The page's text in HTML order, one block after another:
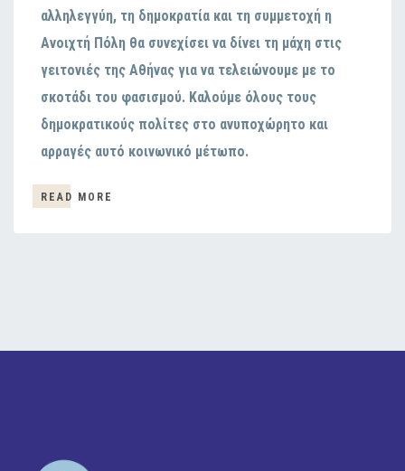
αλληλεγγύη, τη δημοκρατία και τη συμμετοχή η
Ανοιχτή Πόλη θα συνεχίσει να δίνει τη μάχη στις
γειτονιές της Αθήνας για να τελειώνουμε με το
σκοτάδι του φασισμού. Καλούμε όλους τους
δημοκρατικούς πολίτες στο ανυποχώρητο και
αρραγές αυτό κοινωνικό μέτωπο.
READ MORE